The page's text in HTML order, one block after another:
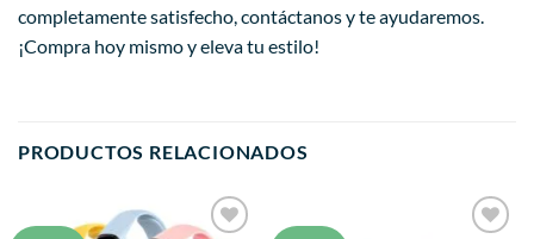
completamente satisfecho, contáctanos y te ayudaremos.
¡Compra hoy mismo y eleva tu estilo!
PRODUCTOS RELACIONADOS